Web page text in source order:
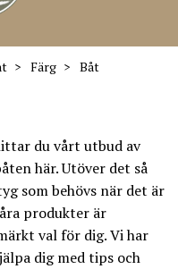
Färg Båt
du vårt utbud av
här. Utöver det så
som behövs när det är
produkter är
val för dig. Vi har
dig med tips och